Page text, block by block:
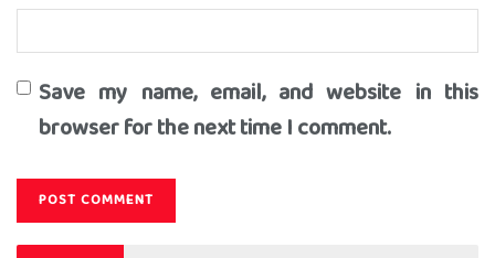
Save my name, email, and website in this
browser for the next time I comment.